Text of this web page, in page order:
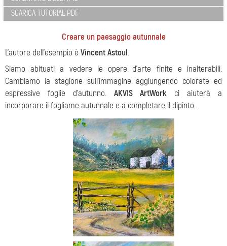
SCARICA TUTORIAL PDF
Creare un paesaggio autunnale
L'autore dell'esempio è Vincent Astoul.
Siamo abituati a vedere le opere d'arte finite e inalterabili.
Cambiamo la stagione sull'immagine aggiungendo colorate ed
espressive foglie d'autunno. AKVIS ArtWork ci aiuterà a
incorporare il fogliame autunnale e a completare il dipinto.